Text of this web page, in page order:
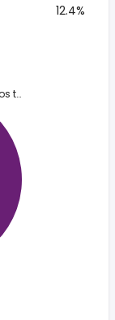
12.4%
Impuestos totales